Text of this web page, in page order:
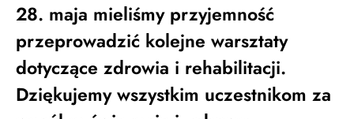
28. maja mieliśmy przyjemność
przeprowadzić kolejne warsztaty
dotyczące zdrowia i rehabilitacji.
Dziękujemy wszystkim uczestnikom za